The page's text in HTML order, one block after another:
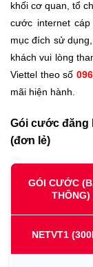
khối cơ quan, tổ
cước internet
mục đích sử
khách vui lòng
Viettel theo số
mãi hiện hành.
Gói cước đăng
(đơn lẻ)
GÓI CƯỚC
THÔNG)
NETVT1